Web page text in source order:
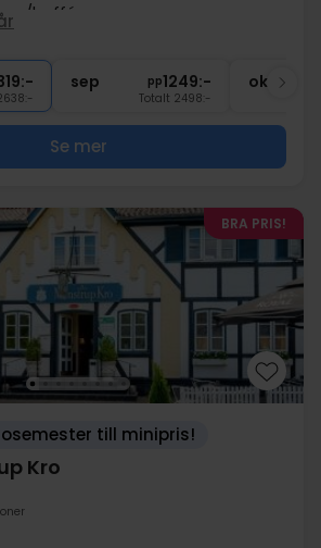
buffé
m.kaffe/te & kaka
sep pp1249:-
Totalt 2498:-
okt
Se mer
BRA PRIS!
till minipris!
Kro